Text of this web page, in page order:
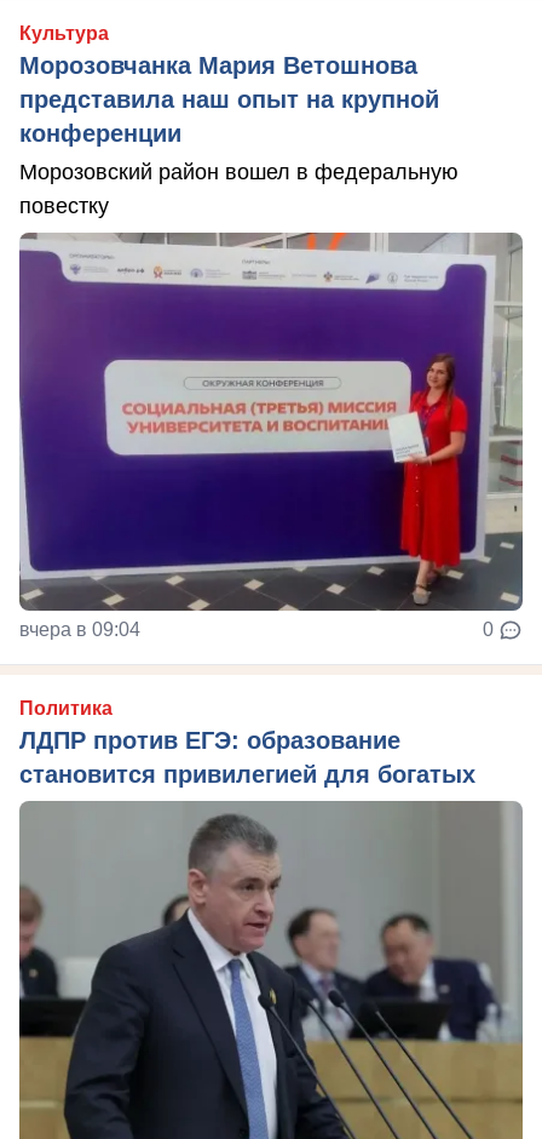
Культура
Морозовчанка Мария Ветошнова
представила наш опыт на крупной
конференции
Морозовский район вошел в федеральную
повестку
вчера в 09:04 0
Политика
ЛДПР против ЕГЭ: образование
становится привилегией для богатых